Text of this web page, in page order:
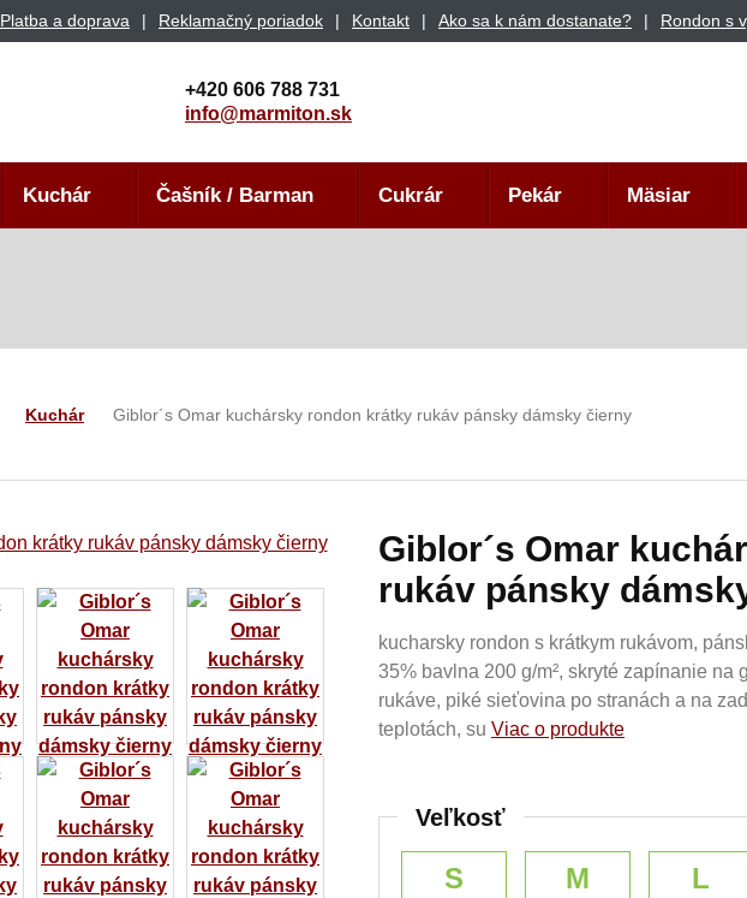
Platba a doprava Reklamačný poriadok Kontakt Ako sa k nám dostanate? Rondon s
+420 606 788 731
info@marmiton.sk
Kuchár Čašník / Barman Cukrár Pekár Mäsiar
Kuchár Giblor´s Omar kuchársky rondon krátky rukáv pánsky dámsky čierny
Giblor´s Omar
rukáv pánsky
kucharsky rondon s krátkym rukávom,
35% bavlna 200 g/m², skryté zapínanie na
rukáve, piké sieťovina po stranách a na
teplotách, su Viac o produkte
Veľkosť
S M L